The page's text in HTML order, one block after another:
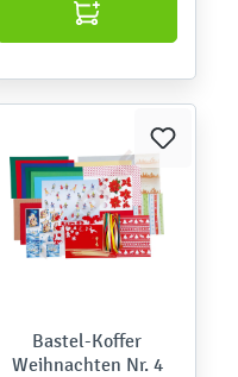
Bastel-Koffer
Weihnachten Nr. 4